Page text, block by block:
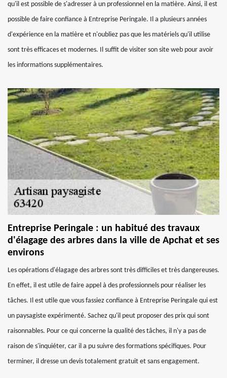
qu'il est possible de s'adresser à un professionnel en la matière. Ainsi, il est
possible de faire confiance à Entreprise Peringale. Il a plusieurs années
d'expérience en la matière et n'oubliez pas que les matériels qu'il utilise
sont très efficaces et modernes. Il suffit de visiter son site web pour avoir
les informations supplémentaires.
Entreprise Peringale : un habitué des travaux
d'élagage des arbres dans la ville de Apchat et ses
environs
Les opérations d'élagage des arbres sont très difficiles et très dangereuses.
En effet, il est utile de faire appel à des professionnels pour réaliser les
tâches. Il est utile que vous fassiez confiance à Entreprise Peringale qui est
un paysagiste expérimenté. Sachez qu'il peut proposer des prix qui sont
raisonnables. Pour ce qui concerne la qualité des tâches, il n'y a pas de
raison de s'inquiéter, car il a pu suivre des formations spécifiques. Pour
terminer, il dresse un devis totalement gratuit et sans engagement.